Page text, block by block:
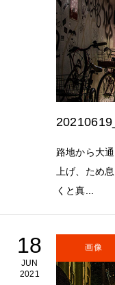
路地から大
上げ、ため
くと真...
18
JUN
2021
画像